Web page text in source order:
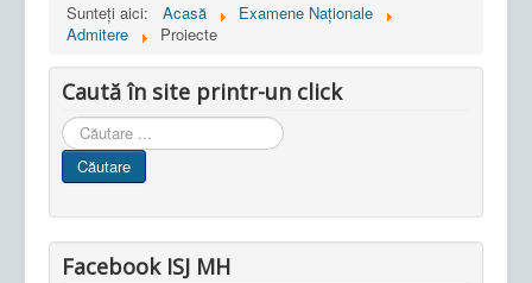
Sunteți aici: Acasă
Examene Naționale
Admitere
Proiecte
Caută în site printr-un click
Cauta
in
site
Căutare
Facebook ISJ MH